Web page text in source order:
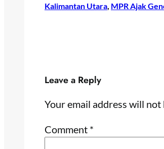
Kalimantan Utara, MPR Ajak
Leave a Reply
Your email address will not
Comment *